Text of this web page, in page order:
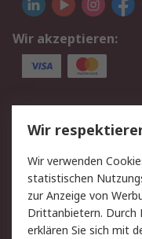
Wir akzeptieren:
Service
Value Added
Rücksendungen
Hilfe
Rechtliches
Wir
Wir verwenden
statistischen
zur Anzeige von
Drittanbietern. Durch
erklären Sie sich mit